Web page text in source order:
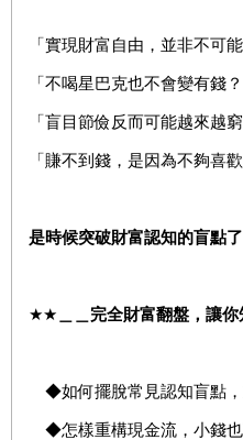
「實現財富自由，並非不可
「不喝星巴克也不會變有錢？
「盲目節儉反而可能越來越窮
「賺不到錢，是因為不夠喜歡
是時候突破財富認知的盲點了
★★ ＿＿完全財富翻盤，讓
◆如何擺脫常見認知盲點，
◆怎樣重構現金流，小錢也